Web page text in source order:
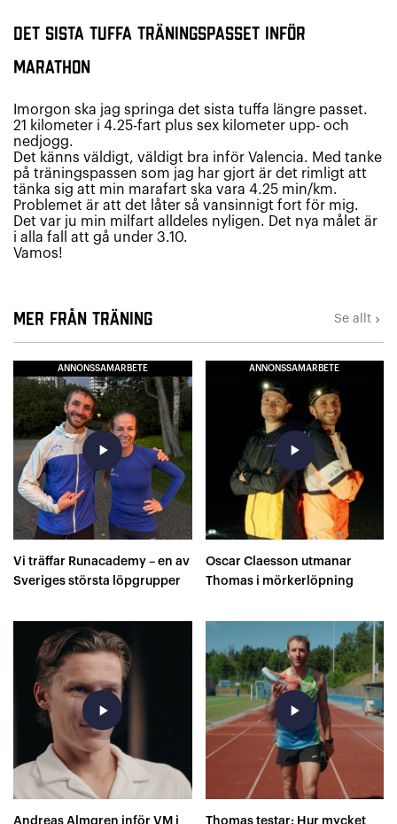
Det sista tuffa träningspasset inför
marathon
Imorgon ska jag springa det sista tuffa längre passet.
21 kilometer i 4.25-fart plus sex kilometer upp- och
nedjogg.
Det känns väldigt, väldigt bra inför Valencia. Med tanke
på träningspassen som jag har gjort är det rimligt att
tänka sig att min marafart ska vara 4.25 min/km.
Problemet är att det låter så vansinnigt fort för mig.
Det var ju min milfart alldeles nyligen. Det nya målet är
i alla fall att gå under 3.10.
Vamos!
Mer från Träning Se allt keyboard_arrow_right
ANNONSSAMARBETE
play_arrow
Vi träffar Runacademy – en av
Sveriges största löpgrupper
ANNONSSAMARBETE
play_arrow
Oscar Claesson utmanar
Thomas i mörkerlöpning
play_arrow play_arrow